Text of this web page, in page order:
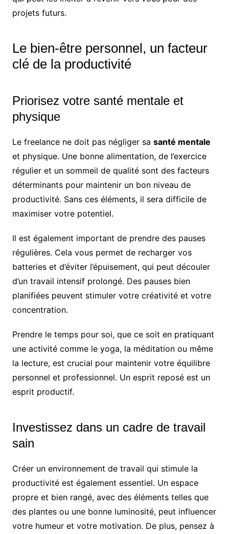
projets futurs.
Le bien-être personnel, un facteur
clé de la productivité
Priorisez votre santé mentale et
physique
Le freelance ne doit pas négliger sa santé mentale
et physique. Une bonne alimentation, de l’exercice
régulier et un sommeil de qualité sont des facteurs
déterminants pour maintenir un bon niveau de
productivité. Sans ces éléments, il sera difficile de
maximiser votre potentiel.
Il est également important de prendre des pauses
régulières. Cela vous permet de recharger vos
batteries et d’éviter l’épuisement, qui peut découler
d’un travail intensif prolongé. Des pauses bien
planifiées peuvent stimuler votre créativité et votre
concentration.
Prendre le temps pour soi, que ce soit en pratiquant
une activité comme le yoga, la méditation ou même
la lecture, est crucial pour maintenir votre équilibre
personnel et professionnel. Un esprit reposé est un
esprit productif.
Investissez dans un cadre de travail
sain
Créer un environnement de travail qui stimule la
productivité est également essentiel. Un espace
propre et bien rangé, avec des éléments telles que
des plantes ou une bonne luminosité, peut influencer
votre humeur et votre motivation. De plus, pensez à